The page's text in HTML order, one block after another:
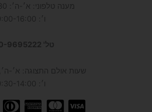
מענה טלפוני: א׳-ה׳: 9:00-21:30
ו׳: 9:00-16:00
טל' 050-9695222
שעות אולם התצוגה: א׳-ה׳, 9:00-18:00
ו׳: 9:30-14:00